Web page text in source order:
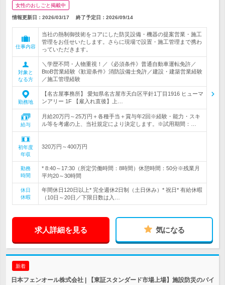
女性のおしごと掲載中
情報更新日：2026/03/17 終了予定日： 2026/09/14
仕事内容
当社の熱制御技術をコアにした防災設備・機器の提案営業・施工
管理をお任せいたします。さらに現場で設置・施工管理まで携わ
っていただきます。
対象と
なる方
＼学歴不問・人物重視！／《必須条件》普通自動車運転免許／
BtoB営業経験《歓迎条件》消防設備士免許／建設・建築営業経験
／施工管理経験
勤務地
【名古屋事務所】 愛知県名古屋市天白区平針1丁目1916 ヒューマ
ンアリー 1F 【雇入れ直後】上…
給与
月給20万円～25万円＋各種手当＋賞与年2回※経験・能力・スキ
ル等を考慮の上、当社規定により決定します。※試用期間：…
初年度
年収
320万円～400万円
勤務
時間
* 8:40～17:30（所定労働時間：8時間）休憩時間：50分※残業月
平均20～30時間
休日
休暇
年間休日120日以上* 完全週休2日制（土日休み）* 祝日* 有給休暇
（10日～20日／下限日数は入…
求人詳細を見る 気になる
新着
日本フェンオール株式会社 | 【東証スタンダード市場上場】施設防災のパイ